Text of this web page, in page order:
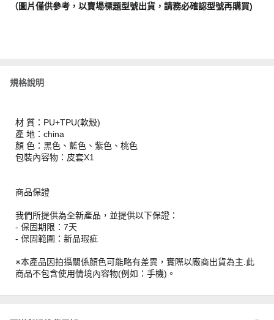
（圖片僅供參考，以賣場標題型號出貨，請務必確認型號再購買)
規格說明
材 質：PU+TPU(軟殼)
產 地：china
顏 色：黑色、藍色、紫色、桃色
包裝內容物：皮套X1
商品保證
我們所提供為全新產品，並提供以下保證：
- 保固期限：7天
- 保固範圍：新品瑕疵
※本產品因拍攝關係顏色可能略有差異，實際以廠商出貨為主.此
商品不包含使用情境內容物(例如：手機)。